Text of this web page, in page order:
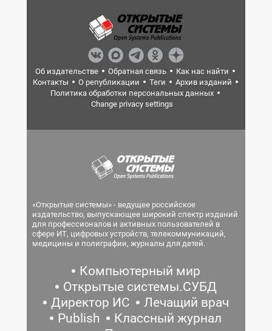
Об издательстве Обратная связь
Как нас найти
Контакты
О републикации Теги
Архив изданий
Политика обработки персональных данных
Change privacy settings
«Открытые системы» - ведущее российское
издательство, выпускающее широкий спектр изданий
для профессионалов и активных пользователей в
сфере ИТ, цифровых устройств, телекоммуникаций,
медицины и полиграфии, журналы для детей.
Компьютерный мир
Открытые системы.СУБД
Директор ИС
Лечащий врач
Publish
Классный журнал